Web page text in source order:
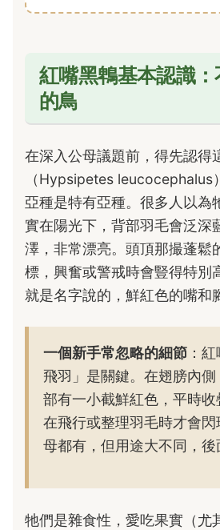
紅嘴黑鵯基本認識
的鳥
在深入公母議題前，得先認得
（Hypsipetes leucocephalus
亞種是特有亞種。很多人以為
實在陽光下，背部羽毛會泛深
澤，非常漂亮。頭頂那撮蓬鬆
標，興奮或警戒時會豎得特別
就是名字說的，鮮紅色的嘴和
一個新手常忽略的細節 ：
飛羽」是關鍵。在翅膀內
部有一小截鮮紅色，平時
在飛行或整理羽毛時才會
母都有，但用途大不同，後
牠們是雜食性，愛吃果實（尤